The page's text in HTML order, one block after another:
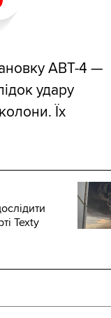
АВТ-4 —
удару
Їх
Texty